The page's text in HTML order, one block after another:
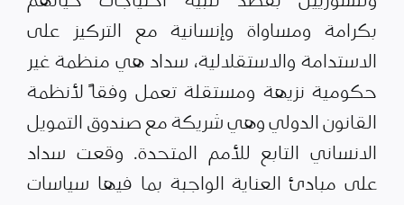
بكرامة ومساواة وإنسانية مع التركيز على
الاستدامة والاستقلالية، سداد هي منظمة غير
حكومية نزيهة ومستقلة تعمل وفقاً لأنظمة
القانون الدولي وهي شريكة مع صندوق التمويل
الانساني التابع للأمم المتحدة. وقعت سداد
على مبادئ العناية الواجبة بما فيها سياسات